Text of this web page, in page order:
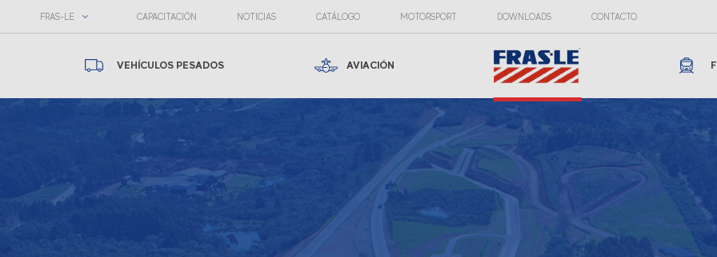
FRAS-LE CAPACITACIÓN NOTICIAS CATÁLOGO MOTORSPORT DOWNLOADS CONTACTO
VEHÍCULOS PESADOS AVIACIÓN